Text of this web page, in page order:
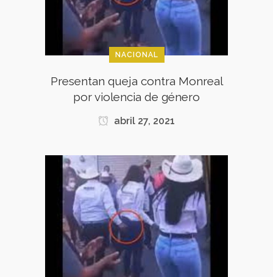
NACIONAL
Presentan queja contra Monreal
por violencia de género
abril 27, 2021